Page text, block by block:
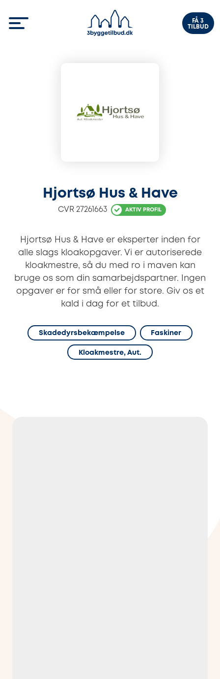
FÅ 3
TILBUD
Hjortsø Hus & Have
CVR 27261663 AKTIV PROFIL
Hjortsø Hus & Have er eksperter inden for
alle slags kloakopgaver. Vi er autoriserede
kloakmestre, så du med ro i maven kan
bruge os som din samarbejdspartner. Ingen
opgaver er for små eller for store. Giv os et
kald i dag for et tilbud.
Skadedyrsbekæmpelse Faskiner
Kloakmestre, Aut.